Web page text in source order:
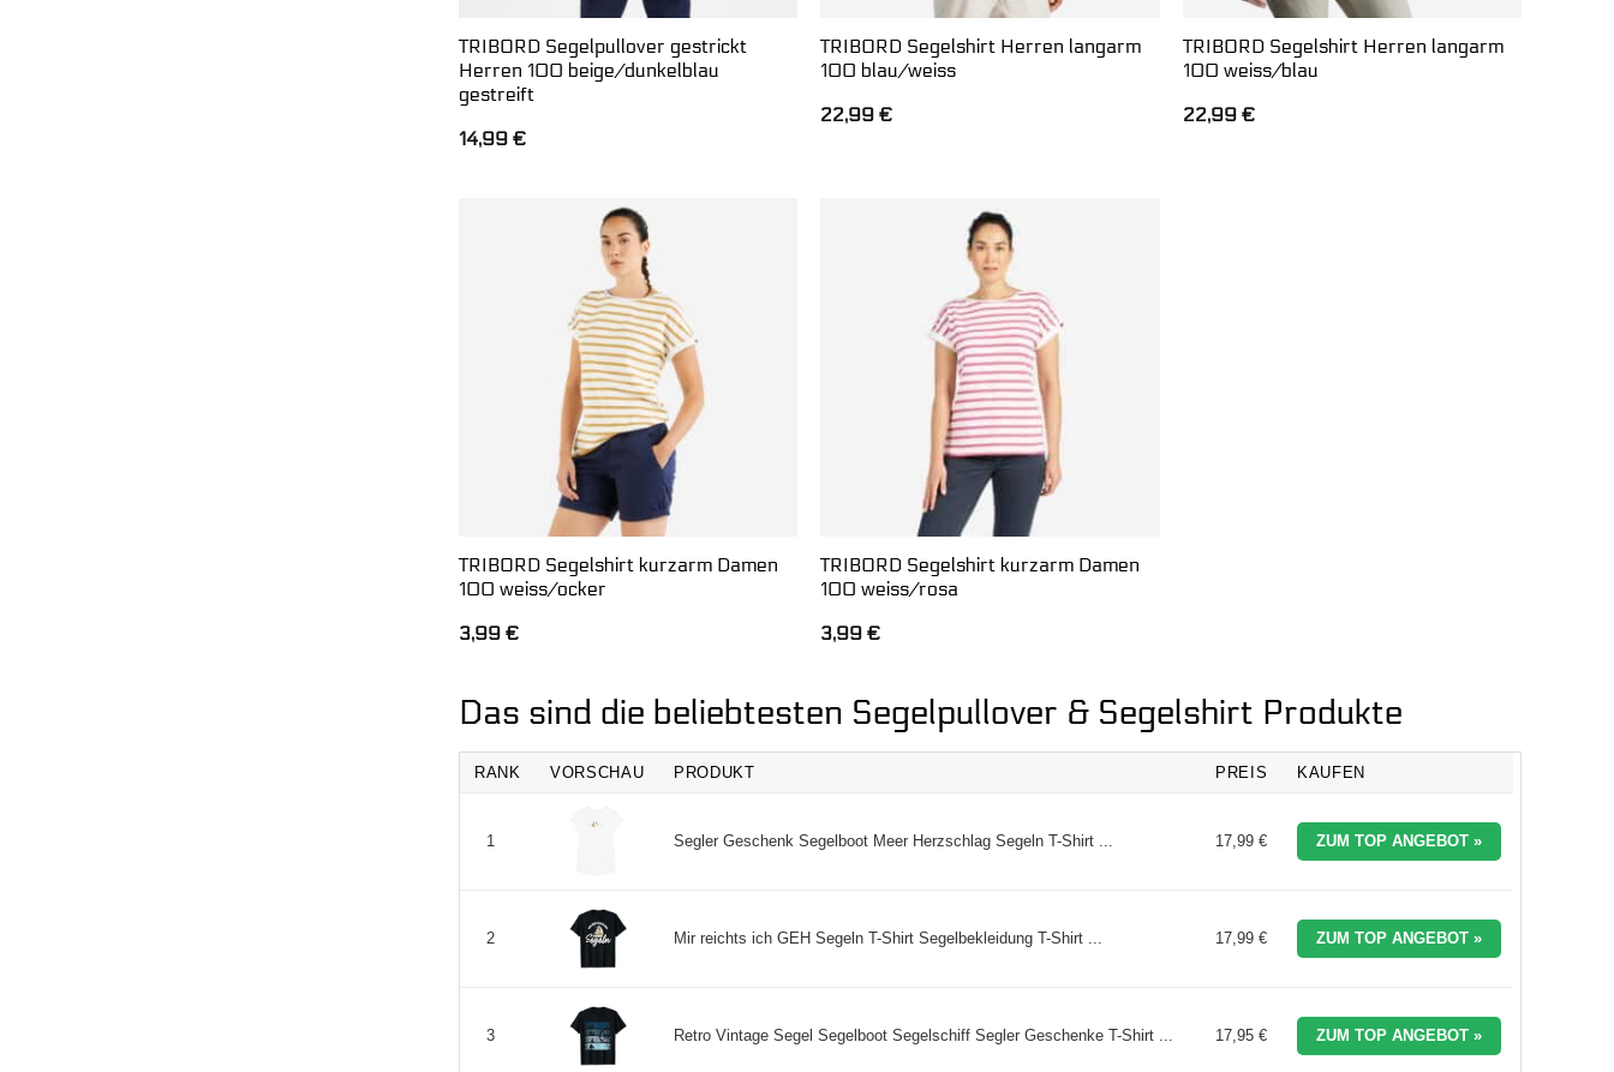
TRIBORD Segelpullover gestrickt
Herren 100 beige/dunkelblau
gestreift
14,99 €
TRIBORD Segelshirt Herren langarm
100 blau/weiss
22,99€
TRIBORD Segelshirt Herren langarm
100 weiss/blau
22,99€
TRIBORD Segelshirt kurzarm Damen
100 weiss/ocker
3,99 €
TRIBORD Segelshirt kurzarm Damen
100 weiss/rosa
3,99€
Das sind die beliebtesten Segelpullover & Segelshirt Produkte
RANK VORSCHAU PRODUKT PREIS KAUFEN
1 Segler Geschenk Segelboot Meer Herzschlag Segeln T-Shirt ... 17,99 € ZUM TOP ANGEBOT »
2 Mir reichts ich GEH Segeln T-Shirt Segelbekleidung T-Shirt ... 17,99 € ZUM TOP ANGEBOT »
3 Retro Vintage Segel Segelboot Segelschiff Segler Geschenke T-Shirt ... 17,95 € ZUM TOP ANGEBOT »